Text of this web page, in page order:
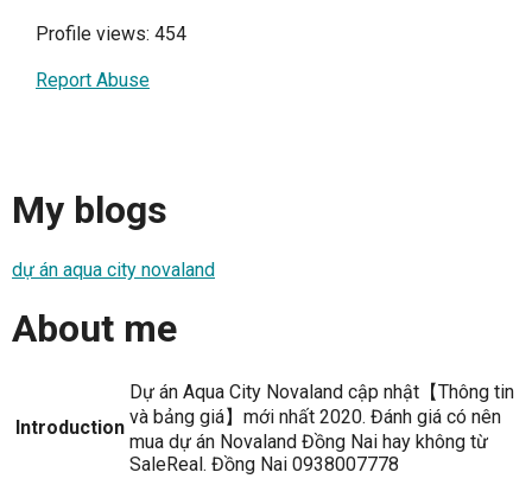
Profile views: 454
Report Abuse
My blogs
dự án aqua city novaland
About me
Introduction
Dự án Aqua City Novaland cập nhật【Thông tin
và bảng giá】mới nhất 2020. Đánh giá có nên
mua dự án Novaland Đồng Nai hay không từ
SaleReal. Đồng Nai 0938007778